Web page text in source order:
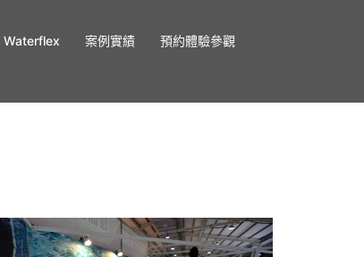
Waterflex 案例實績
預約體驗參觀